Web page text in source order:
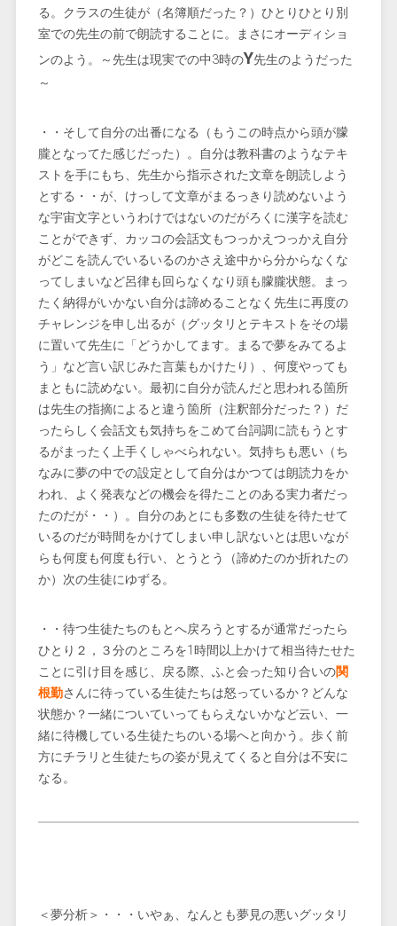
る。クラスの生徒が（名簿順だった？）ひとりひとり別
室での先生の前で朗読することに。まさにオーディショ
ンのよう。～先生は現実での中3時のY先生のようだった
～
・・そして自分の出番になる（もうこの時点から頭が朦
朧となってた感じだった）。自分は教科書のようなテキ
ストを手にもち、先生から指示された文章を朗読しよう
とする・・が、けっして文章がまるっきり読めないよう
な宇宙文字というわけではないのだがろくに漢字を読む
ことができず、カッコの会話文もつっかえつっかえ自分
がどこを読んでいるいるのかさえ途中から分からなくな
ってしまいなど呂律も回らなくなり頭も朦朧状態。まっ
たく納得がいかない自分は諦めることなく先生に再度の
チャレンジを申し出るが（グッタリとテキストをその場
に置いて先生に「どうかしてます。まるで夢をみてるよ
う」など言い訳じみた言葉もかけたり）、何度やっても
まともに読めない。最初に自分が読んだと思われる箇所
は先生の指摘によると違う箇所（注釈部分だった？）だ
ったらしく会話文も気持ちをこめて台詞調に読もうとす
るがまったく上手くしゃべられない。気持ちも悪い（ち
なみに夢の中での設定として自分はかつては朗読力をか
われ、よく発表などの機会を得たことのある実力者だっ
たのだが・・）。自分のあとにも多数の生徒を待たせて
いるのだが時間をかけてしまい申し訳ないとは思いなが
らも何度も何度も行い、とうとう（諦めたのか折れたの
か）次の生徒にゆずる。
・・待つ生徒たちのもとへ戻ろうとするが通常だったら
ひとり２，３分のところを1時間以上かけて相当待たせた
ことに引け目を感じ、戻る際、ふと会った知り合いの関
根勤さんに待っている生徒たちは怒っているか？どんな
状態か？一緒についていってもらえないかなど云い、一
緒に待機している生徒たちのいる場へと向かう。歩く前
方にチラリと生徒たちの姿が見えてくると自分は不安に
なる。
＜夢分析＞・・・いやぁ、なんとも夢見の悪いグッタリ